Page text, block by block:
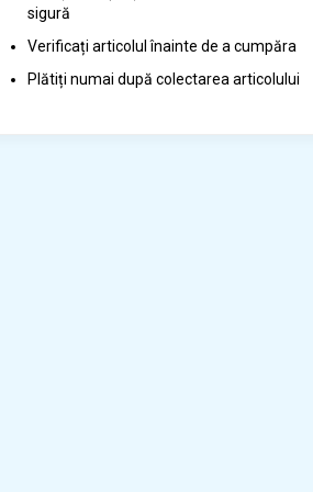
sigură
Verificați articolul înainte de a cumpăra
Plătiți numai după colectarea articolului